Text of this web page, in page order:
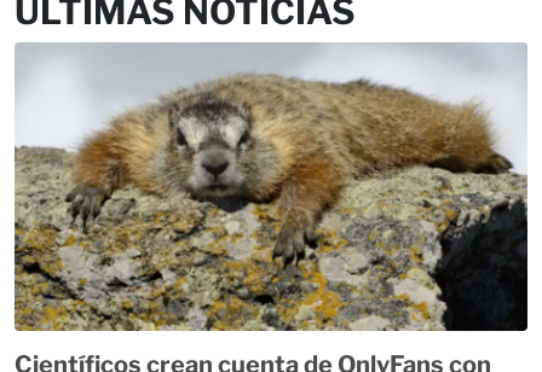
ÚLTIMAS NOTICIAS
Científicos crean cuenta de OnlyFans con